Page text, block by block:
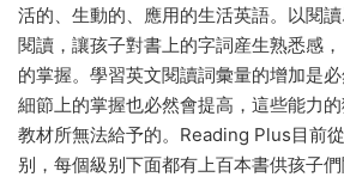
活的、生動的、應用的生活英語。以閱
閱讀，讓孩子對書上的字詞産生熟悉感
的掌握。學習英文閱讀詞彙量的增加是
細節上的掌握也必然會提高，這些能力
教材所無法給予的。Reading Plus目前
别，每個級别下面都有上百本書供孩子